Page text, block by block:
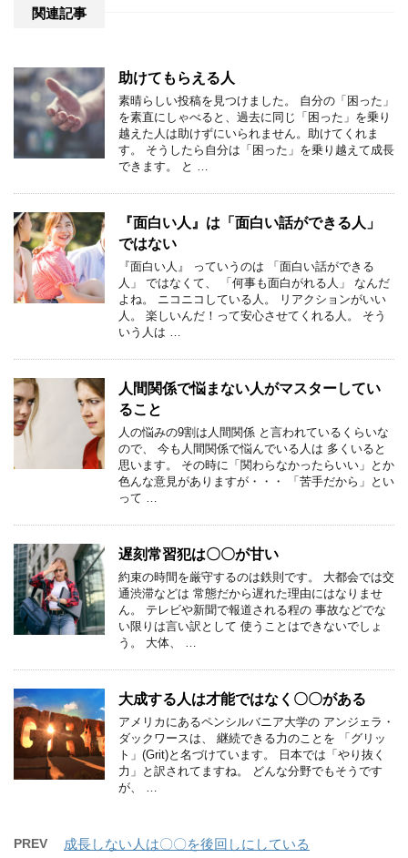
関連記事
助けてもらえる人
素晴らしい投稿を見つけました。 自分の「困った」
を素直にしゃべると、過去に同じ「困った」を乗り
越えた人は助けずにいられません。助けてくれま
す。 そうしたら自分は「困った」を乗り越えて成長
できます。 と …
『面白い人』は「面白い話ができる人」
ではない
『面白い人』 っていうのは 「面白い話ができる
人」 ではなくて、 「何事も面白がれる人」 なんだ
よね。 ニコニコしている人。 リアクションがいい
人。 楽しいんだ！って安心させてくれる人。 そう
いう人は …
人間関係で悩まない人がマスターしてい
ること
人の悩みの9割は人間関係 と言われているくらいな
ので、 今も人間関係で悩んでいる人は 多くいると
思います。 その時に「関わらなかったらいい」とか
色んな意見がありますが・・・ 「苦手だから」とい
って …
遅刻常習犯は〇〇が甘い
約束の時間を厳守するのは鉄則です。 大都会では交
通渋滞などは 常態だから遅れた理由にはなりませ
ん。 テレビや新聞で報道される程の 事故などでな
い限りは言い訳として 使うことはできないでしょ
う。 大体、 …
大成する人は才能ではなく〇〇がある
アメリカにあるペンシルバニア大学の アンジェラ・
ダックワースは、 継続できる力のことを 「グリッ
ト」(Grit)と名づけています。 日本では「やり抜く
力」と訳されてますね。 どんな分野でもそうです
が、 …
PREV 成長しない人は〇〇を後回しにしている